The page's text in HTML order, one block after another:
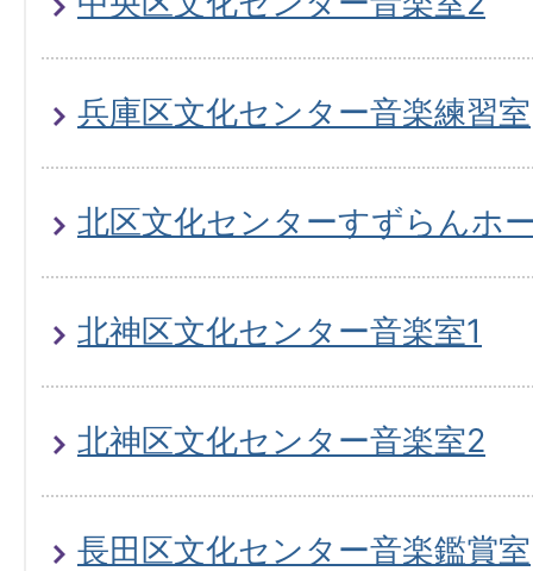
兵庫区文化センター音楽練習室
北区文化センターすずらんホ
北神区文化センター音楽室1
北神区文化センター音楽室2
長田区文化センター音楽鑑賞室